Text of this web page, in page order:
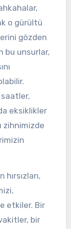
o gürültü
gözden
bu unsurlar,
eksiklikler
zihnimizde
hırsızları,
etkiler. Bir
bir